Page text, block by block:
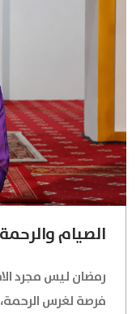
الصيام
رمضان ليس مجرد
فرصة لغرس الرحمة،